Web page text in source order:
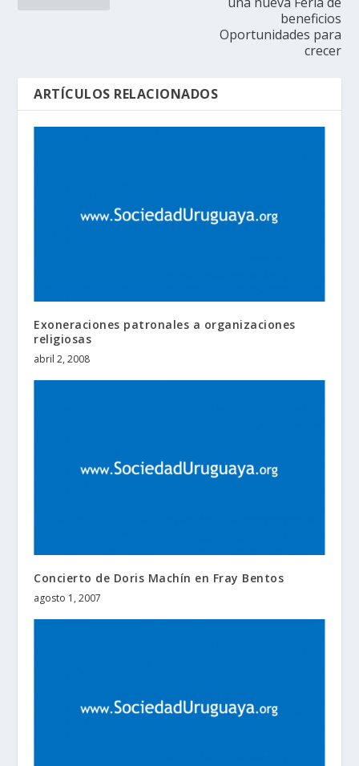
beneficios
Oportunidades para
crecer
ARTÍCULOS RELACIONADOS
Exoneraciones patronales a organizaciones
religiosas
abril 2, 2008
Concierto de Doris Machín en Fray Bentos
agosto 1, 2007